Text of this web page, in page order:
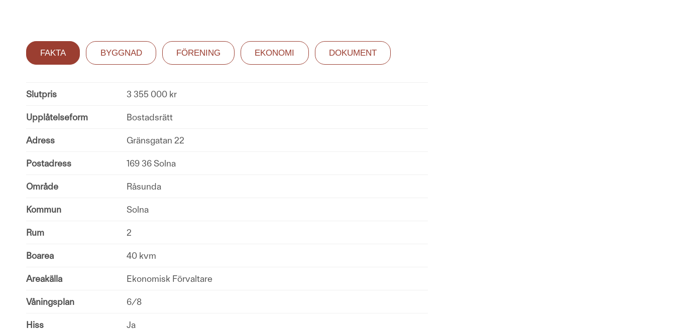
FAKTA BYGGNAD FÖRENING EKONOMI DOKUMENT
Slutpris 3 355 000 kr
Upplåtelseform Bostadsrätt
Adress Gränsgatan 22
Postadress 169 36 Solna
Område Råsunda
Kommun Solna
Rum 2
Boarea 40 kvm
Areakälla Ekonomisk Förvaltare
Våningsplan 6/8
Hiss Ja